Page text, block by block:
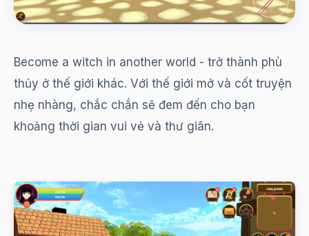
Become a witch in another world - trở thành phù
thủy ở thế giới khác. Với thế giới mở và cốt truyện
nhẹ nhàng, chắc chắn sẽ đem đến cho bạn
khoảng thời gian vui vẻ và thư giãn.